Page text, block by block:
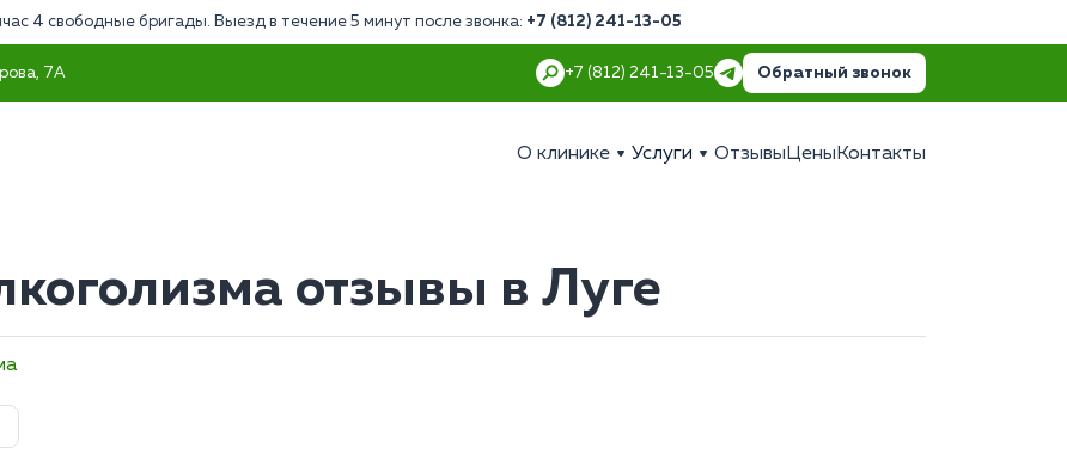
4 свободные бригады. Выезд в течение 5 минут после звонка: +7 (812) 241-13-05
7А +7 (812) 241-13-05 Обратный звонок
О клинике Услуги Отзывы Цены Контакты
отзывы в Луге